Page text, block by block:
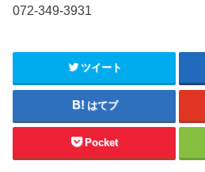
072-349-3931
ツイート
はてブ
Pocket